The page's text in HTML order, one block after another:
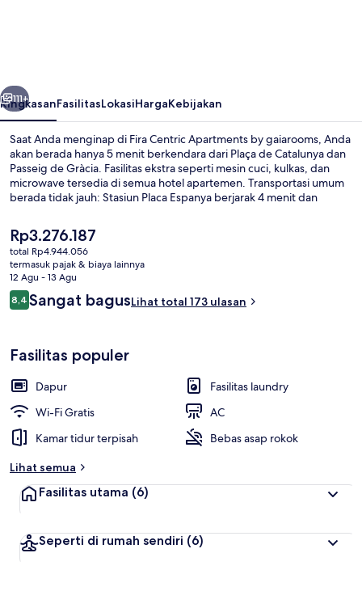
Berikutnya
111+
RingkasanFasilitasLokasiHargaKebijakan
Saat Anda menginap di Fira Centric Apartments by gaiarooms, Anda
akan berada hanya 5 menit berkendara dari Plaça de Catalunya dan
Passeig de Gràcia. Fasilitas ekstra seperti mesin cuci, kulkas, dan
microwave tersedia di semua hotel apartemen. Transportasi umum
berada tidak jauh: Stasiun Placa Espanya berjarak 4 menit dan
Harga
saat
ini
Rp3.276.187
Rp3.276.187
total Rp4.944.056
termasuk pajak & biaya lainnya
12 Agu - 13 Agu
Ulasan
8,48,4 dari 10
Sangat bagusLihat total 173 ulasan
Fasilitas populer
Dapur
Fasilitas laundry
Wi-Fi Gratis
AC
Kamar tidur terpisah
Bebas asap rokok
Lihat semua
Fasilitas utama (6)
Seperti di rumah sendiri (6)